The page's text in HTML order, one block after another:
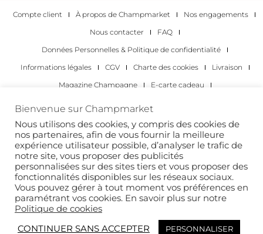
Compte client À propos de Champmarket
Nos engagements
Nous contacter
FAQ
Données Personnelles & Politique de confidentialité
Informations légales
CGV Charte des cookies
Livraison
Magazine Champagne
E-carte cadeau
Les occasions pour déguster du champagne
Pour les particuliers
Pour les entreprises
Copyright 2022 © tous droits réservés. Champmarket.
Bienvenue sur Champmarket
Nous utilisons des cookies, y compris des cookies de
nos partenaires, afin de vous fournir la meilleure
expérience utilisateur possible, d’analyser le trafic de
notre site, vous proposer des publicités
personnalisées sur des sites tiers et vous proposer des
fonctionnalités disponibles sur les réseaux sociaux.
Vous pouvez gérer à tout moment vos préférences en
paramétrant vos cookies. En savoir plus sur notre
Politique de cookies
CONTINUER SANS ACCEPTER
PERSONNALISER